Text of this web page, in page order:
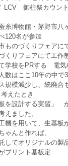
LCV　御柱祭カウント
糸博物館・茅野市八
120名が参加
ものづくりフェアに
くりフェアにて工作
学校をPRする　電気
数はここ10年の中で
規模減少し、統廃合
えたとき
を設計する実習」　
えました。
機を用いて、生基板
ゃんと作れば、
してオリジナルの製
プリント基板定